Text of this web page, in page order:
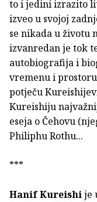
to i jedini izrazito
izveo u svojoj
se nikada u životu
izvanredan je tok
autobiografija i
vremenu i
potječu
Kureishiju
eseja o Čehovu
Philiphu Rothu...
***
Hanif Kureishije